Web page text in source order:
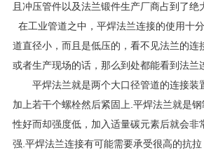
且冲压管件以及法兰锻件生产厂商占到了绝
在工业管道之中，平焊法兰连接的使用十
道直径小，而且是低压的，看不见法兰的连
或者生产现场的话，那么到处都能看到法兰
平焊法兰就是两个大口径管道的连接装
加上若干个螺栓然后紧固上.平焊法兰就是
性好而却强度低，加入适量碳元素后就会非
强.平焊法兰连接有可能需要承受很高的抗